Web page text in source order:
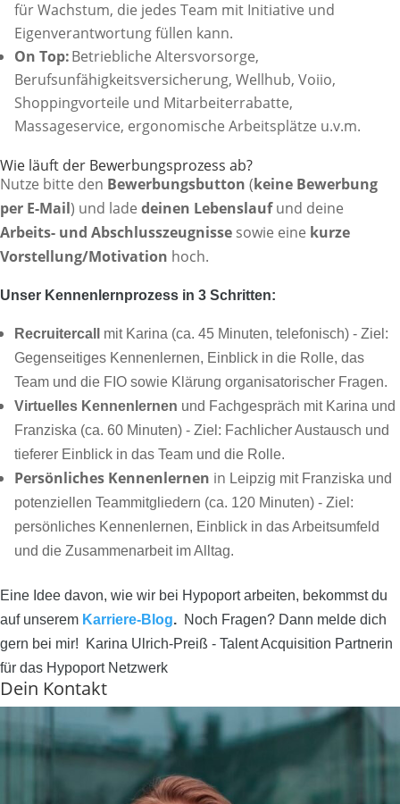
für Wachstum, die jedes Team mit Initiative und
Eigenverantwortung füllen kann.
On Top:Betriebliche Altersvorsorge,
Berufsunfähigkeitsversicherung, Wellhub, Voiio,
Shoppingvorteile und Mitarbeiterrabatte,
Massageservice, ergonomische Arbeitsplätze u.v.m.
Wie läuft der Bewerbungsprozess ab?
Nutze bitte den Bewerbungsbutton (keine Bewerbung
per E-Mail) und lade deinen Lebenslaufund deine
Arbeits- und Abschlusszeugnisse sowie eine kurze
Vorstellung/Motivation hoch.
Unser Kennenlernprozess in 3 Schritten:
Recruitercall mit Karina (ca. 45 Minuten, telefonisch) - Ziel:
Gegenseitiges Kennenlernen, Einblick in die Rolle, das
Team und die FIO sowie Klärung organisatorischer Fragen.
Virtuelles Kennenlernen und Fachgespräch mit Karina und
Franziska (ca. 60 Minuten) - Ziel: Fachlicher Austausch und
tieferer Einblick in das Team und die Rolle.
Persönliches Kennenlernen in Leipzig mit Franziska und
potenziellen Teammitgliedern (ca. 120 Minuten) - Ziel:
persönliches Kennenlernen, Einblick in das Arbeitsumfeld
und die Zusammenarbeit im Alltag.
Eine Idee davon, wie wir bei Hypoport arbeiten, bekommst du
auf unserem Karriere-Blog. Noch Fragen? Dann melde dich
gern bei mir! Karina Ulrich-Preiß - Talent Acquisition Partnerin
für das Hypoport Netzwerk
Dein Kontakt